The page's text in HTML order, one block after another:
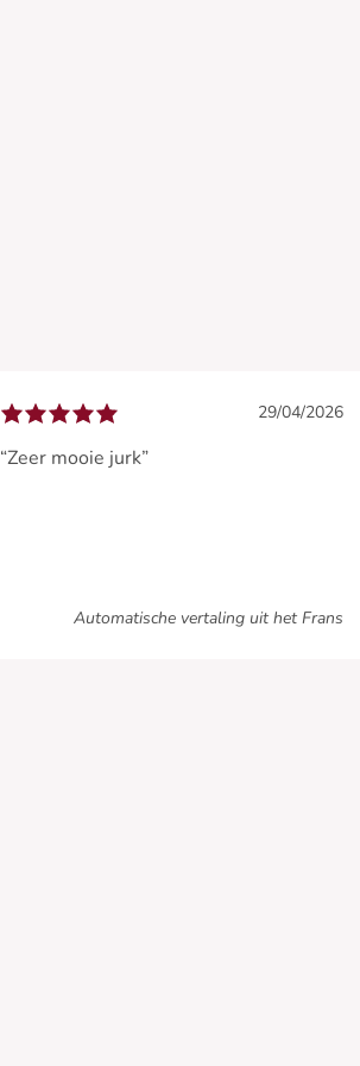
29/04/2026
“Zeer mooie jurk”
Automatische vertaling uit het Frans